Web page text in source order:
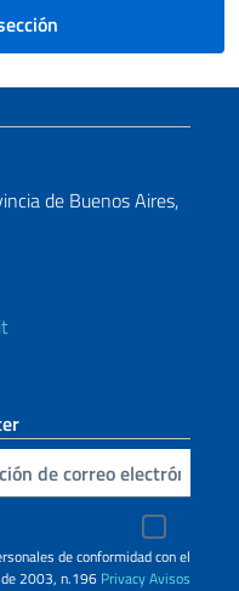
de Buenos Aires,
de conformidad con el
2003, n.196 PrivacyAvisos